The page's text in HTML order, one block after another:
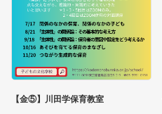
【金⑤】川田学保育教室